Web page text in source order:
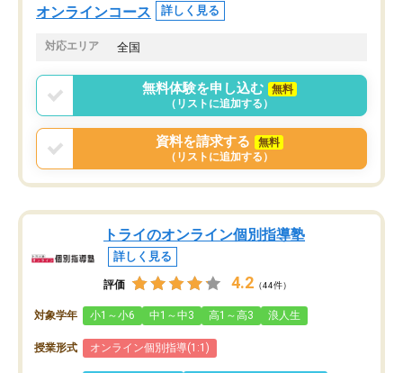
意識が変わったことが、目標校への合
オンラインコース 詳しく見る
対応エリア 全国
無料体験を申し込む
無料
（リストに追加する）
資料を請求する
無料
（リストに追加する）
トライのオンライン個別指導塾
詳しく見る
評価 4.2 （44件）
対象学年 小1～小6 中1～中3 高1～高3 浪人生
授業形式 オンライン個別指導(1:1)